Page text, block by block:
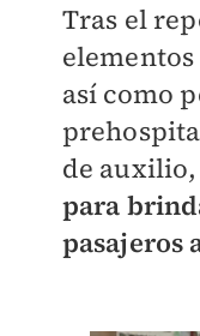
Tras el
así como
de auxilio,
para
pasajeros